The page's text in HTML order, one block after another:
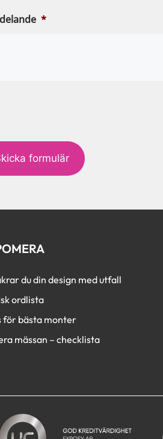
*
du din design med utfall
ordlista
för bästa monter
mässan – checklista